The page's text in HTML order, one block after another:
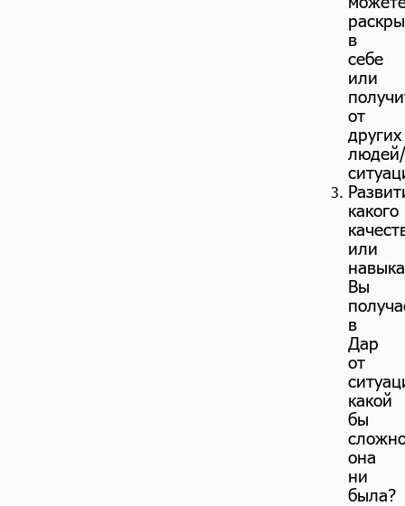
в
себе
или
от
других
людей/
какого
или
навыка
Вы
в
Дар
от
какой
бы
она
ни
была?